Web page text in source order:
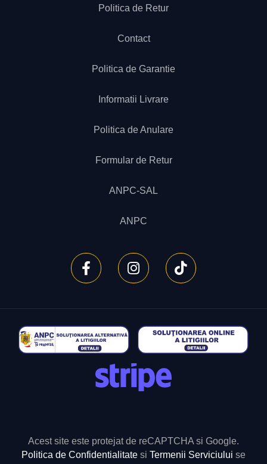
Politica de Retur
Contact
Politica de Garantie
Informatii Livrare
Politica de Anulare
Formular de Retur
ANPC-SAL
ANPC
Acest site este protejat de reCAPTCHA si Google.
Politica de Confidentialitate si Termenii Serviciului se